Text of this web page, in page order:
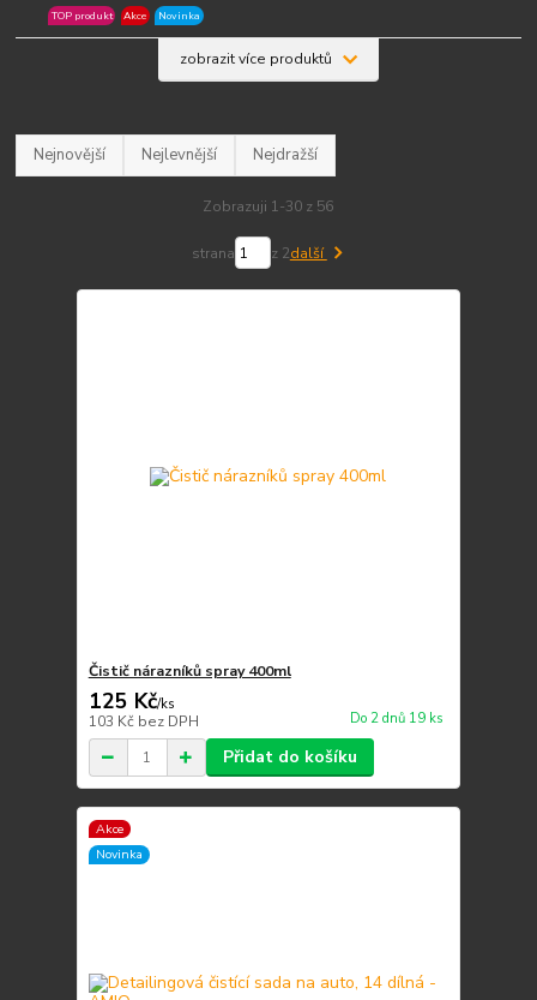
TOP produkt Akce Novinka
zobrazit více produktů
Nejnovější Nejlevnější Nejdražší
Zobrazuji 1-30 z 56
strana z 2další
Čistič nárazníků spray 400ml
125 Kč/ks
103 Kč bez DPH Do 2 dnů 19 ks
Přidat do košíku
Akce
Novinka